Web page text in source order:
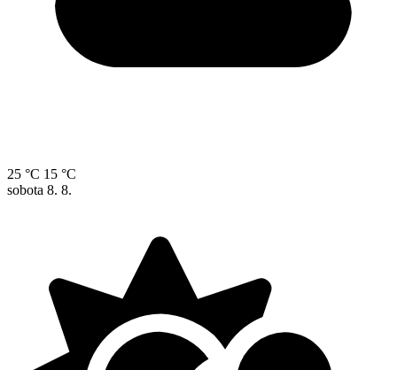
25 °C 15 °C
sobota 8. 8.